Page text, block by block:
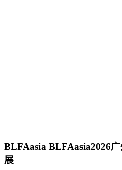
BLFAasia BLFAasia2026
展